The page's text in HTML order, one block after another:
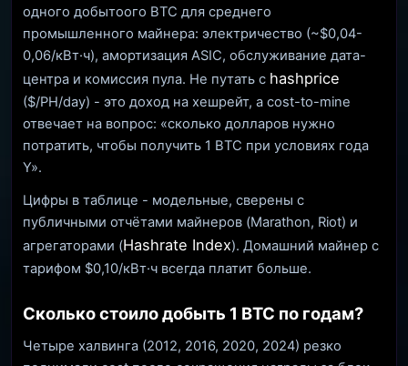
одного добытоого BTC для среднего
промышленного майнера: электричество (~$0,04-
0,06/кВт·ч), амортизация ASIC, обслуживание дата-
центра и комиссия пула. Не путать с hashprice
($/PH/day) - это доход на хешрейт, а cost-to-mine
отвечает на вопрос: «сколько долларов нужно
потратить, чтобы получить 1 BTC при условиях года
Y».
Цифры в таблице - модельные, сверены с
публичными отчётами майнеров (Marathon, Riot) и
агрегаторами (Hashrate Index). Домашний майнер с
тарифом $0,10/кВт·ч всегда платит больше.
Сколько стоило добыть 1 BTC по годам?
Четыре халвинга (2012, 2016, 2020, 2024) резко